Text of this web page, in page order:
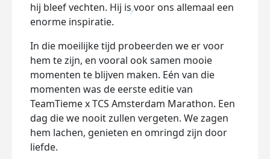
hij bleef vechten. Hij is voor ons allemaal een
enorme inspiratie.
In die moeilijke tijd probeerden we er voor
hem te zijn, en vooral ook samen mooie
momenten te blijven maken. Eén van die
momenten was de eerste editie van
TeamTieme x TCS Amsterdam Marathon. Een
dag die we nooit zullen vergeten. We zagen
hem lachen, genieten en omringd zijn door
liefde.